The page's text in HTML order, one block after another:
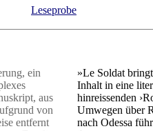
Leseprobe
ein
aus
von
entfernt
»Le Soldat
Inhalt in eine
hinreissenden
Umwegen über
nach Odessa